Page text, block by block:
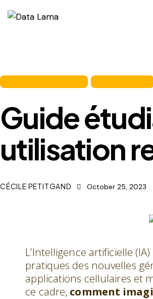
Guide
utilisation
CÉCILE PETITGAND October 25, 2023
L’Intelligence artificielle
pratiques des nouvelles
applications cellulaires et
ce cadre, comment